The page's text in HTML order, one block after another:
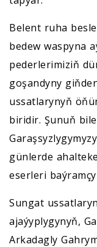
Belent ruha
bedew waspyna
pederlerimiziň
goşandyny
ussatlarynyň
biridir. Şunuň
günlerde
eserleri
Sungat
ajaýyplygynyň,
Arkadagly